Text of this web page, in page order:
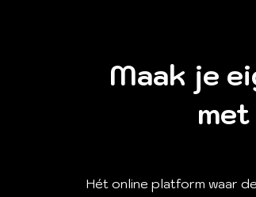
Maak je
met
Hét online platform waar